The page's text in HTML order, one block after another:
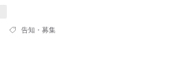
告知・募集